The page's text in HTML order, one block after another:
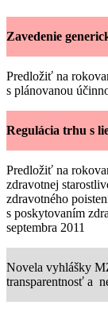
Zavedenie
Predložiť na
s plánovanou
Regulácia trhu s
Predložiť na
zdravotnej
zdravotného
s poskytovaním
septembra 2011
Novela vyhlášky
transparentnosť a